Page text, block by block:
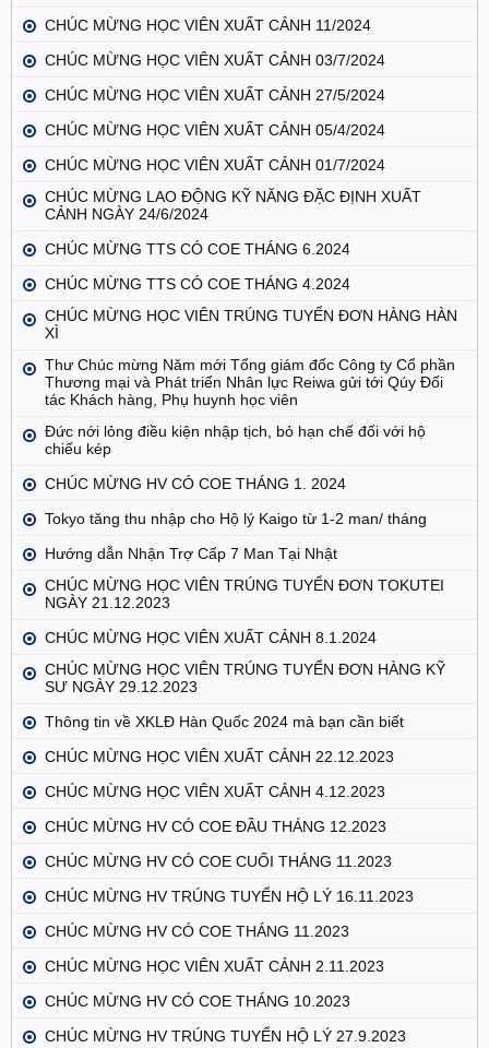
CHÚC MỪNG HỌC VIÊN XUẤT CẢNH 11/2024
CHÚC MỪNG HỌC VIÊN XUẤT CẢNH 03/7/2024
CHÚC MỪNG HỌC VIÊN XUẤT CẢNH 27/5/2024
CHÚC MỪNG HỌC VIÊN XUẤT CẢNH 05/4/2024
CHÚC MỪNG HỌC VIÊN XUẤT CẢNH 01/7/2024
CHÚC MỪNG LAO ĐỘNG KỸ NĂNG ĐẶC ĐỊNH XUẤT
CẢNH NGÀY 24/6/2024
CHÚC MỪNG TTS CÓ COE THÁNG 6.2024
CHÚC MỪNG TTS CÓ COE THÁNG 4.2024
CHÚC MỪNG HỌC VIÊN TRÚNG TUYỂN ĐƠN HÀNG HÀN
XÌ
Thư Chúc mừng Năm mới Tổng giám đốc Công ty Cổ phần
Thương mại và Phát triển Nhân lực Reiwa gửi tới Qúy Đối
tác Khách hàng, Phụ huynh học viên
Đức nới lỏng điều kiện nhập tịch, bỏ hạn chế đối với hộ
chiếu kép
CHÚC MỪNG HV CÓ COE THÁNG 1. 2024
Tokyo tăng thu nhập cho Hộ lý Kaigo từ 1-2 man/ tháng
Hướng dẫn Nhận Trợ Cấp 7 Man Tại Nhật
CHÚC MỪNG HỌC VIÊN TRÚNG TUYỂN ĐƠN TOKUTEI
NGÀY 21.12.2023
CHÚC MỪNG HỌC VIÊN XUẤT CẢNH 8.1.2024
CHÚC MỪNG HỌC VIÊN TRÚNG TUYỂN ĐƠN HÀNG KỸ
SƯ NGÀY 29.12.2023
Thông tin về XKLĐ Hàn Quốc 2024 mà bạn cần biết
CHÚC MỪNG HỌC VIÊN XUẤT CẢNH 22.12.2023
CHÚC MỪNG HỌC VIÊN XUẤT CẢNH 4.12.2023
CHÚC MỪNG HV CÓ COE ĐẦU THÁNG 12.2023
CHÚC MỪNG HV CÓ COE CUỐI THÁNG 11.2023
CHÚC MỪNG HV TRÚNG TUYỂN HỘ LÝ 16.11.2023
CHÚC MỪNG HV CÓ COE THÁNG 11.2023
CHÚC MỪNG HỌC VIÊN XUẤT CẢNH 2.11.2023
CHÚC MỪNG HV CÓ COE THÁNG 10.2023
CHÚC MỪNG HV TRÚNG TUYỂN HỘ LÝ 27.9.2023